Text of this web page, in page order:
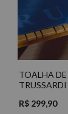
TOALHA
TRUSSARDI
R$ 299,90